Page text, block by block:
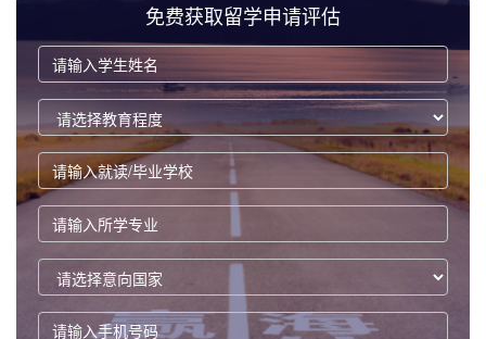
免费获取留学申请评估